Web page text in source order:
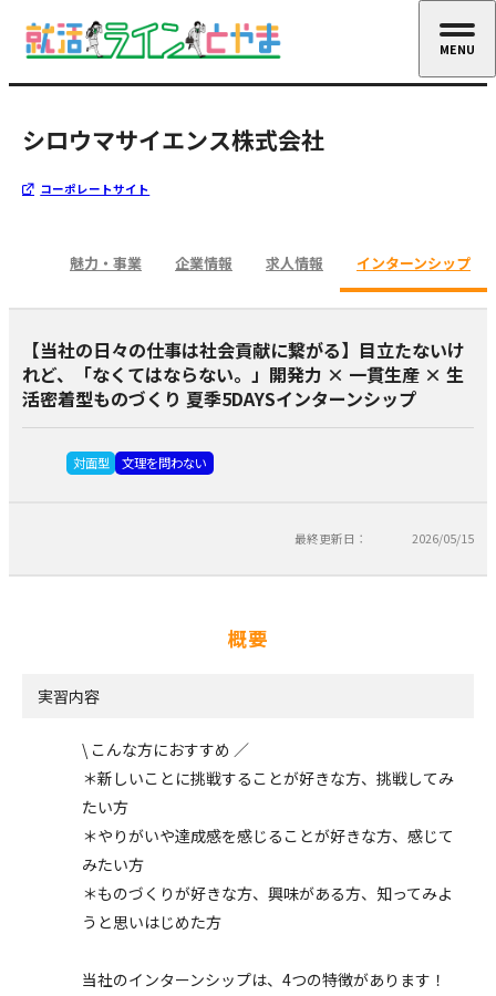
シロウマサイエンス株式会社
コーポレートサイト
魅力・事業 企業情報 求人情報 インターンシップ
【当社の日々の仕事は社会貢献に繋がる】目立たないけ
れど、「なくてはならない。」開発力 × 一貫生産 × 生
活密着型ものづくり 夏季5DAYSインターンシップ
対面型 文理を問わない
最終更新日： 2026/05/15
概要
実習内容
\ こんな方におすすめ ／
＊新しいことに挑戦することが好きな方、挑戦してみ
たい方
＊やりがいや達成感を感じることが好きな方、感じて
みたい方
＊ものづくりが好きな方、興味がある方、知ってみよ
うと思いはじめた方
当社のインターンシップは、4つの特徴があります！
MENU